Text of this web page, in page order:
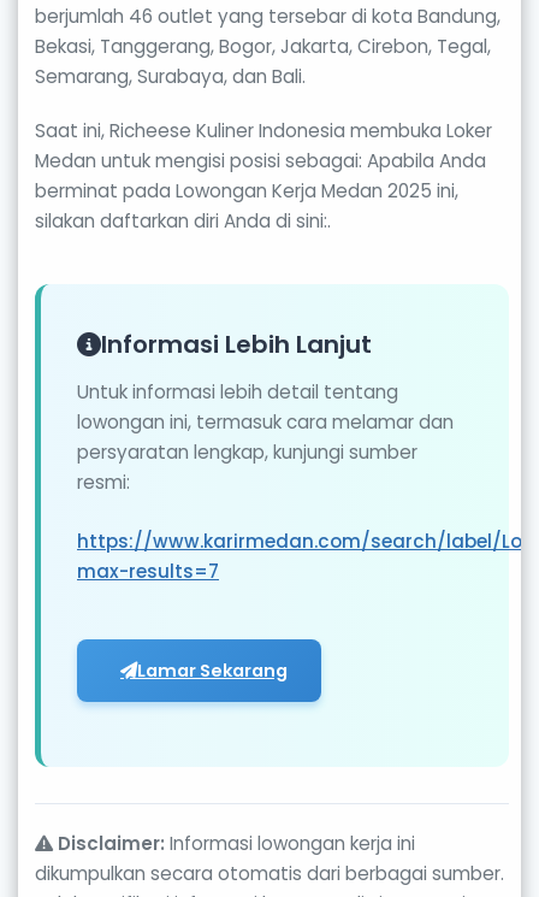
berjumlah 46 outlet yang tersebar di kota Bandung,
Bekasi, Tanggerang, Bogor, Jakarta, Cirebon, Tegal,
Semarang, Surabaya, dan Bali.
Saat ini, Richeese Kuliner Indonesia membuka Loker
Medan untuk mengisi posisi sebagai: Apabila Anda
berminat pada Lowongan Kerja Medan 2025 ini,
silakan daftarkan diri Anda di sini:.
Informasi Lebih Lanjut
Untuk informasi lebih detail tentang
lowongan ini, termasuk cara melamar dan
persyaratan lengkap, kunjungi sumber
resmi:
https://www.karirmedan.com/search/label/
max-results=7
Lamar Sekarang
Disclaimer: Informasi lowongan kerja ini
dikumpulkan secara otomatis dari berbagai sumber.